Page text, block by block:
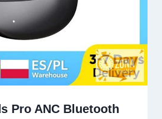
Pro ANC Bluetooth